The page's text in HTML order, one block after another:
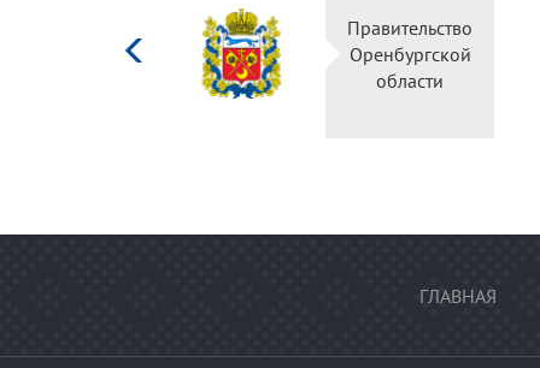
Министерство
культуры
Российской
федерации
ГЛАВНАЯ